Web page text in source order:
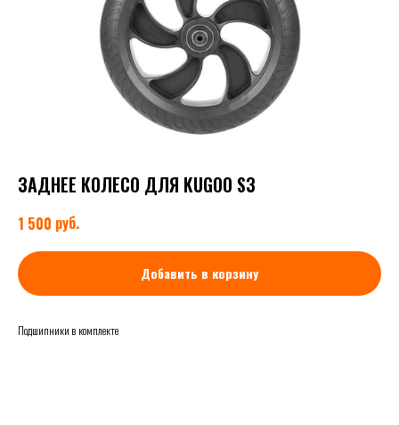
ЗАДНЕЕ КОЛЕСО ДЛЯ KUGOO S3
1 500 руб.
Добавить в корзину
Подшипники в комплекте